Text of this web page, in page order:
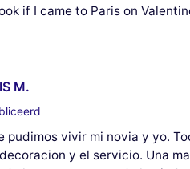
if I came to Paris on
M.
pudimos vivir mi novia y yo.
y el servicio. Una